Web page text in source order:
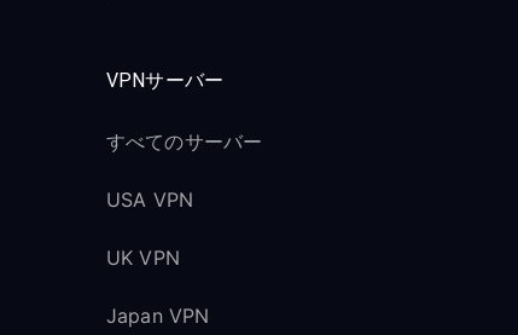
VPNサーバー
すべてのサーバー
USA VPN
UK VPN
Japan VPN